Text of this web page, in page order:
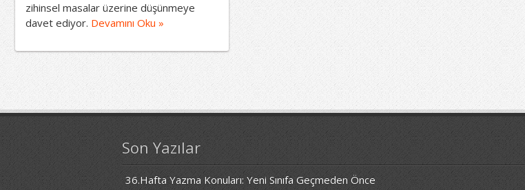
zihinsel masalar üzerine düşünmeye
davet ediyor. Devamını Oku »
Son Yazılar
36.Hafta Yazma Konuları: Yeni Sınıfa Geçmeden Önce